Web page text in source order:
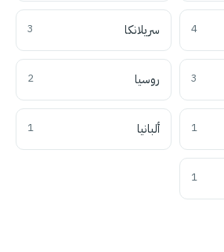
4 سريلانكا 3
3 روسيا 2
1 ألبانيا 1
1